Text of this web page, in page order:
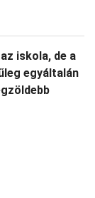
iskola, de a
egyáltalán